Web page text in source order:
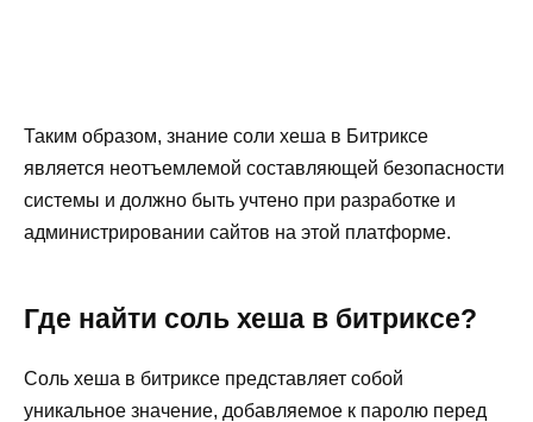
Таким образом, знание соли хеша в Битриксе
является неотъемлемой составляющей безопасности
системы и должно быть учтено при разработке и
администрировании сайтов на этой платформе.
Где найти соль хеша в битриксе?
Соль хеша в битриксе представляет собой
уникальное значение, добавляемое к паролю перед